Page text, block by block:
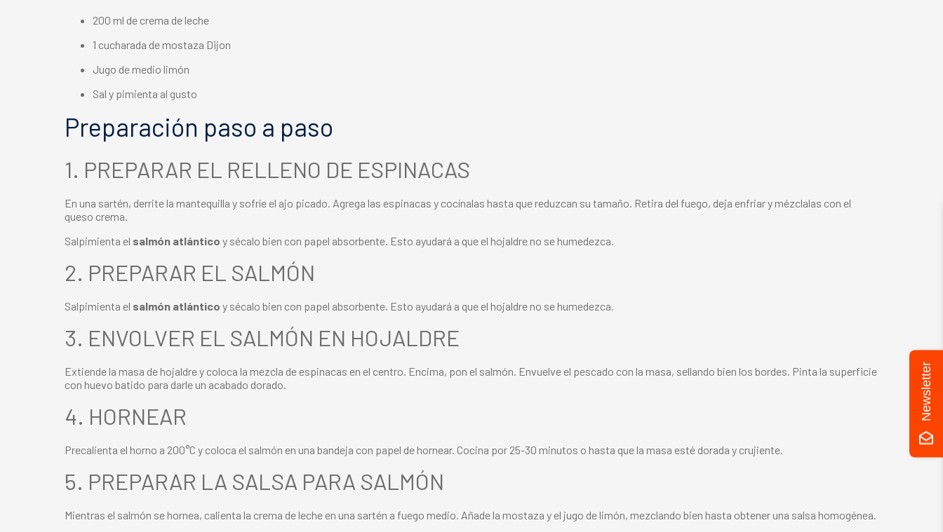
200 ml de crema de leche
1 cucharada de mostaza Dijon
Jugo de medio limón
Sal y pimienta al gusto
Preparación paso a paso
1. PREPARAR EL RELLENO DE ESPINACAS
En una sartén, derrite la mantequilla y sofríe el ajo picado. Agrega las espinacas y cocínalas hasta que reduzcan su tamaño. Retira del fuego, deja enfriar y mézclalas con el
queso crema.
Salpimienta el salmón atlántico y sécalo bien con papel absorbente. Esto ayudará a que el hojaldre no se humedezca.
2. PREPARAR EL SALMÓN
Salpimienta el salmón atlántico y sécalo bien con papel absorbente. Esto ayudará a que el hojaldre no se humedezca.
3. ENVOLVER EL SALMÓN EN HOJALDRE
Extiende la masa de hojaldre y coloca la mezcla de espinacas en el centro. Encima, pon el salmón. Envuelve el pescado con la masa, sellando bien los bordes. Pinta la superficie
con huevo batido para darle un acabado dorado.
4. HORNEAR
Precalienta el horno a 200°C y coloca el salmón en una bandeja con papel de hornear. Cocina por 25-30 minutos o hasta que la masa esté dorada y crujiente.
5. PREPARAR LA SALSA PARA SALMÓN
Mientras el salmón se hornea, calienta la crema de leche en una sartén a fuego medio. Añade la mostaza y el jugo de limón, mezclando bien hasta obtener una salsa homogénea.
Newsletter